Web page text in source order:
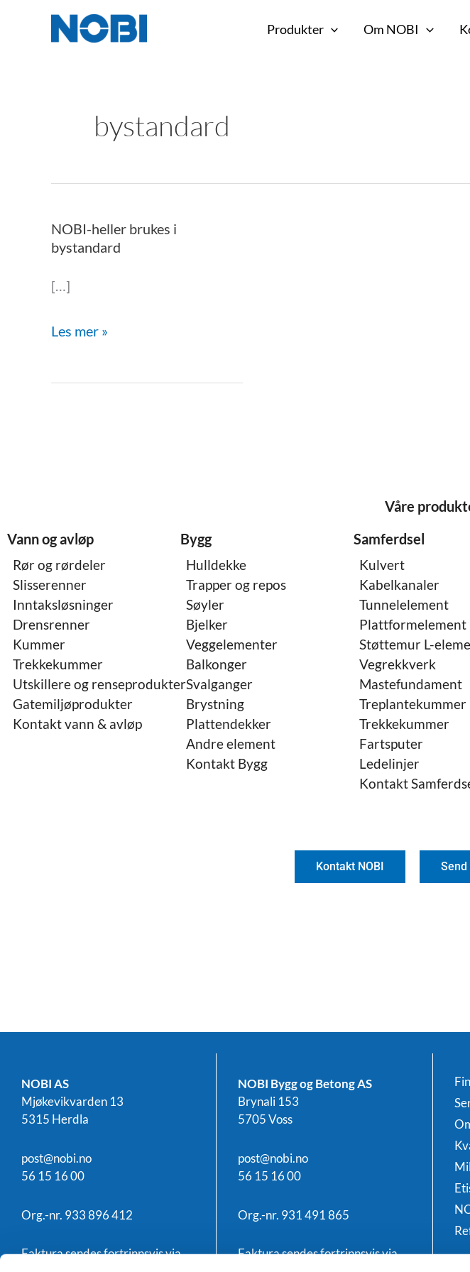
Produkter Om NOBI
bystandard
NOBI-heller brukes i
bystandard
[…]
NOBI-
heller
brukes
bystandard
Les mer »
Våre
Vann og avløp
Rør og rørdeler
Slisserenner
Inntaksløsninger
Drensrenner
Kummer
Trekkekummer
Utskillere og renseprodukter
Gatemiljøprodukter
Kontakt vann & avløp
Bygg
Hulldekke
Trapper og repos
Søyler
Bjelker
Veggelementer
Balkonger
Svalganger
Brystning
Plattendekker
Andre element
Kontakt Bygg
Samferdsel
Kulvert
Kabelkanaler
Tunnelelement
Plattformelement
Støttemur L-
Vegrekkverk
Mastefundament
Treplantekummer
Trekkekummer
Fartsputer
Ledelinjer
Kontakt
Kontakt NOBI
NOBI AS
Mjøkevikvarden 13
5315 Herdla
post@nobi.no
56 15 16 00
Org.-nr. 933 896 412
Faktura sendes fortrinnsvis via
NOBI Bygg og Betong AS
Brynali 153
5705 Voss
post@nobi.no
56 15 16 00
Org.-nr. 931 491 865
Faktura sendes fortrinnsvis via